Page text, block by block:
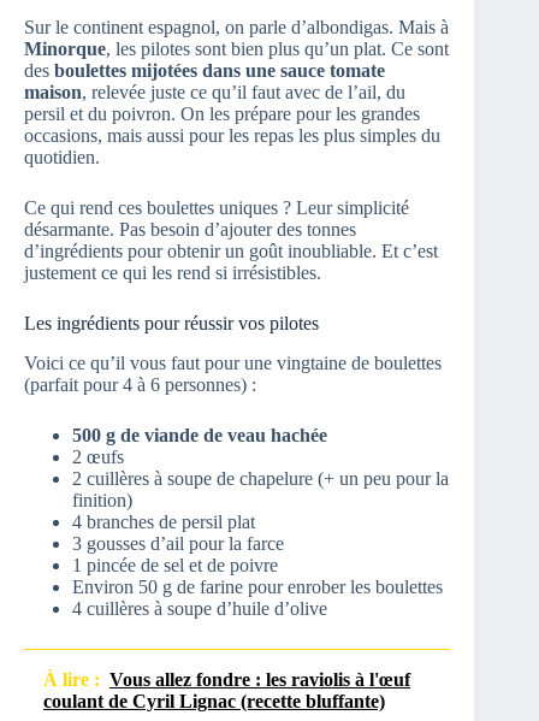
Sur le continent espagnol, on parle d’albondigas. Mais à
Minorque, les pilotes sont bien plus qu’un plat. Ce sont
des boulettes mijotées dans une sauce tomate
maison, relevée juste ce qu’il faut avec de l’ail, du
persil et du poivron. On les prépare pour les grandes
occasions, mais aussi pour les repas les plus simples du
quotidien.
Ce qui rend ces boulettes uniques ? Leur simplicité
désarmante. Pas besoin d’ajouter des tonnes
d’ingrédients pour obtenir un goût inoubliable. Et c’est
justement ce qui les rend si irrésistibles.
Les ingrédients pour réussir vos pilotes
Voici ce qu’il vous faut pour une vingtaine de boulettes
(parfait pour 4 à 6 personnes) :
500 g de viande de veau hachée
2 œufs
2 cuillères à soupe de chapelure (+ un peu pour la
finition)
4 branches de persil plat
3 gousses d’ail pour la farce
1 pincée de sel et de poivre
Environ 50 g de farine pour enrober les boulettes
4 cuillères à soupe d’huile d’olive
À lire : Vous allez fondre : les raviolis à l'œuf
coulant de Cyril Lignac (recette bluffante)